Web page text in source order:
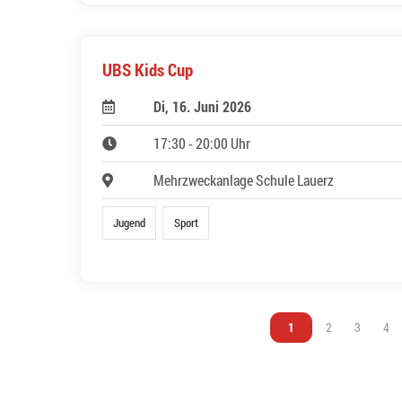
UBS Kids Cup
Di, 16. Juni 2026
17:30 - 20:00 Uhr
Mehrzweckanlage Schule Lauerz
Jugend Sport
Vous êtes sur la page
1 Vous êtes sur la
2 Vous êtes
3 4